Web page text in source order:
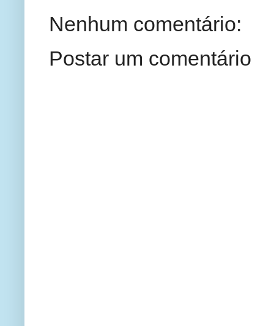
Nenhum comentário:
Postar um comentário